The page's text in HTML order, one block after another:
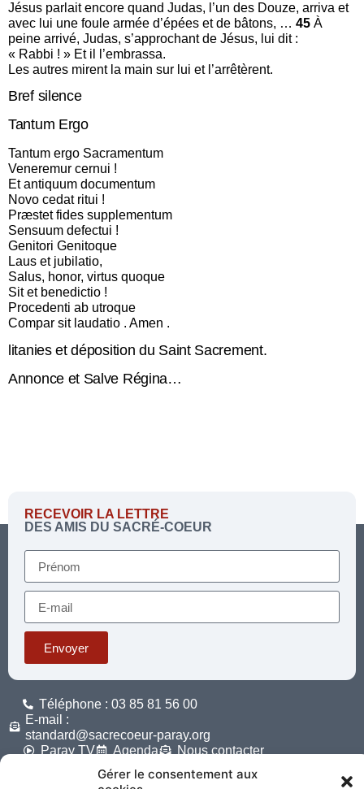
Gérer le consentement aux
Jésus parlait encore quand Judas, l’un des Douze, arriva et
avec lui une foule armée d’épées et de bâtons, … 45 À
peine arrivé, Judas, s’approchant de Jésus, lui dit :
« Rabbi ! » Et il l’embrassa.
Les autres mirent la main sur lui et l’arrêtèrent.
Bref silence
Tantum Ergo
Tantum ergo Sacramentum
Veneremur cernui !
Et antiquum documentum
Novo cedat ritui !
Præstet fides supplementum
Sensuum defectui !
Genitori Genitoque
Laus et jubilatio,
Salus, honor, virtus quoque
Sit et benedictio !
Procedenti ab utroque
Compar sit laudatio . Amen .
litanies et déposition du Saint Sacrement.
Annonce et Salve Régina…
RECEVOIR LA LETTRE
DES AMIS DU SACRÉ-COEUR
Envoyer
Téléphone : 03 85 81 56 00
E-mail :
standard@sacrecoeur-paray.org
Paray TV
Agenda Nous contacter